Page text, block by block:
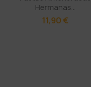
Hermanas...
11,90 €